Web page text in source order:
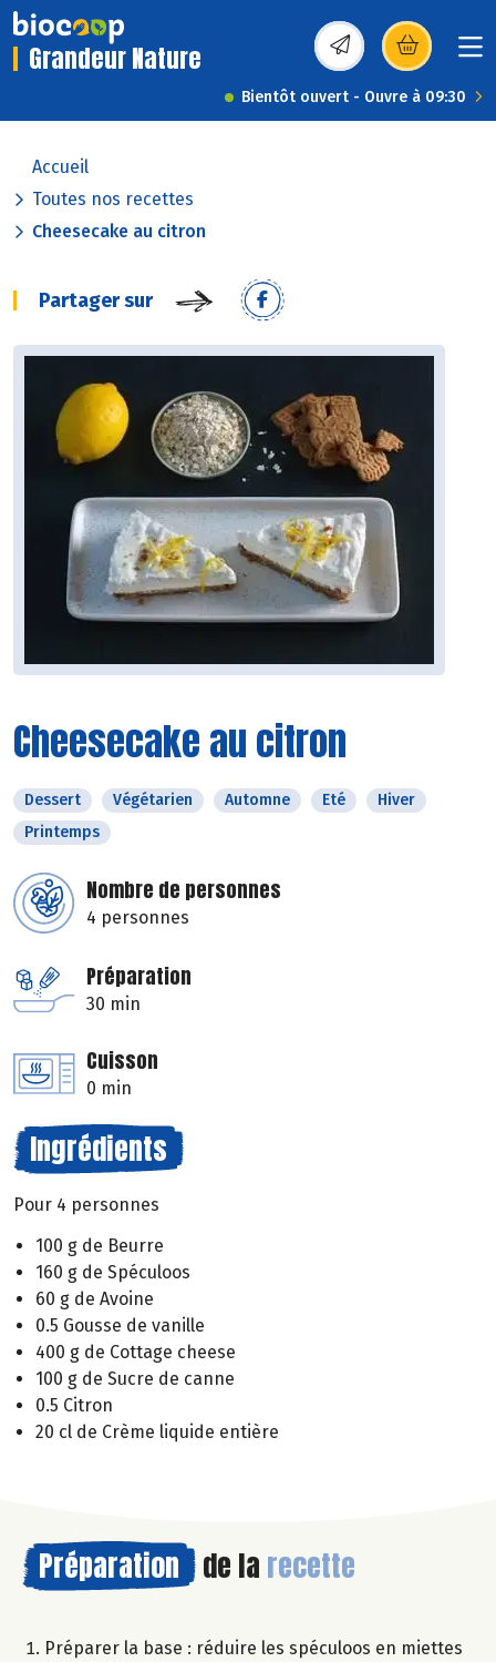
Grandeur Nature (s’ouvre dans une
Bientôt ouvert - Ouvre à 09:30
Accueil
Toutes nos recettes
Cheesecake au citron
Partager sur
Cheesecake au citron
Dessert Végétarien Automne Eté
Hiver
Printemps
Nombre de personnes
4 personnes
Préparation
30 min
Cuisson
0 min
Ingrédients
Pour 4 personnes
100 g de Beurre
160 g de Spéculoos
60 g de Avoine
0.5 Gousse de vanille
400 g de Cottage cheese
100 g de Sucre de canne
0.5 Citron
20 cl de Crème liquide entière
Préparation de la recette
Préparer la base : réduire les spéculoos en miettes